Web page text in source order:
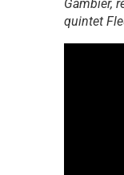
Gambier,
quintet